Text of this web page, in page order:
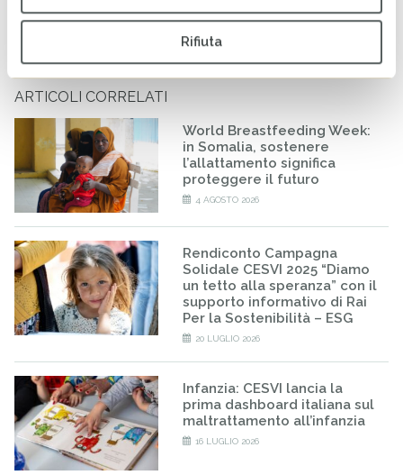
Rifiuta
ARTICOLI CORRELATI
World Breastfeeding Week:
in Somalia, sostenere
l’allattamento significa
proteggere il futuro
4 AGOSTO 2026
Rendiconto Campagna
Solidale CESVI 2025 “Diamo
un tetto alla speranza” con il
supporto informativo di Rai
Per la Sostenibilità – ESG
20 LUGLIO 2026
Infanzia: CESVI lancia la
prima dashboard italiana sul
maltrattamento all’infanzia
16 LUGLIO 2026